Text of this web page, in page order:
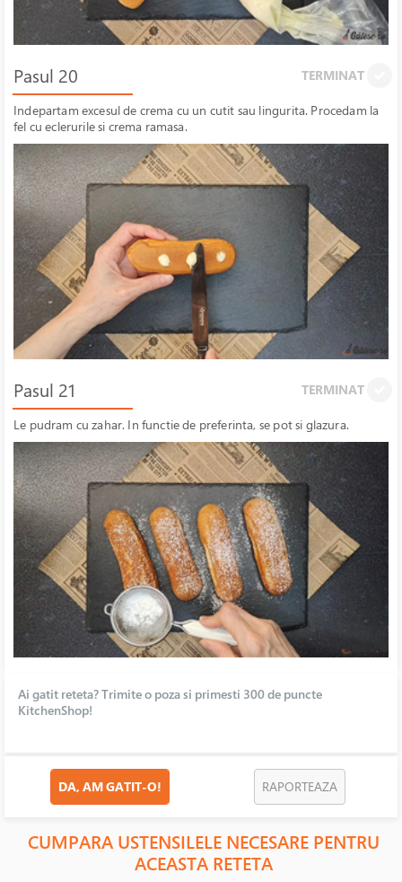
Pasul 20 TERMINAT
Indepartam excesul de crema cu un cutit sau lingurita. Procedam la
fel cu eclerurile si crema ramasa.
Pasul 21 TERMINAT
Le pudram cu zahar. In functie de preferinta, se pot si glazura.
Ai gatit reteta? Trimite o poza si primesti 300 de puncte
KitchenShop!
DA, AM GATIT-O! RAPORTEAZA
CUMPARA USTENSILELE NECESARE PENTRU
ACEASTA RETETA